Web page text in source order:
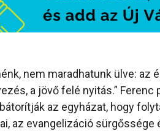
nem maradhatunk ülve: az
a jövő felé nyitás.”
az egyházat, hogy
az evangelizáció